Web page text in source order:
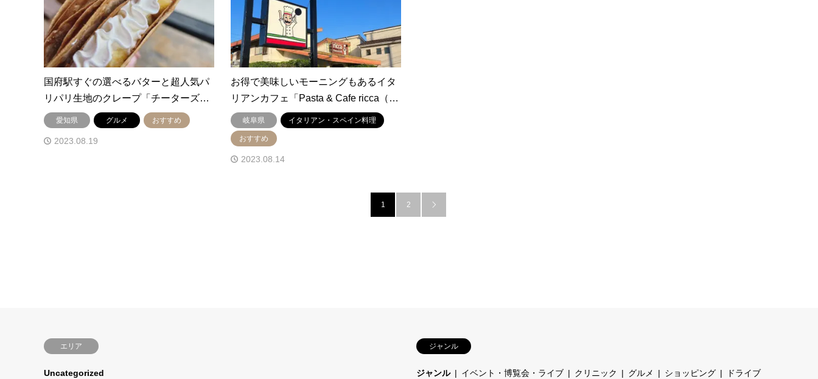
国府駅すぐの選べるバターと超人気パ
リパリ生地のクレープ「チーターズ…
愛知県 グルメ おすすめ
2023.08.19
お得で美味しいモーニングもあるイタ
リアンカフェ「⁡⁡Pasta & Cafe ricca（…
岐阜県 イタリアン・スペイン料理
おすすめ
2023.08.14
1 2 
エリア
Uncategorized
ジャンル
ジャンル イベント・博覧会・ライブ クリニック グルメ ショッピング ドライブ